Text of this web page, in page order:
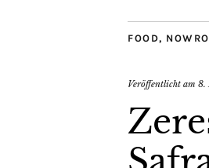
FOOD,
Veröffentlicht am 8.